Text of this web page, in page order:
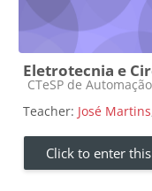
Eletrotecnia e
Course category
CTeSP de
Teacher: José Martins
Click to enter